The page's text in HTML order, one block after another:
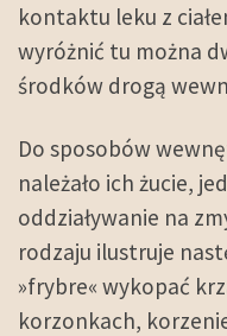
kontaktu leku z
wyróżnić tu można
środków drogą
Do sposobów
należało ich żucie,
oddziaływanie na
rodzaju ilustruje
»frybre« wykopać
korzonkach,